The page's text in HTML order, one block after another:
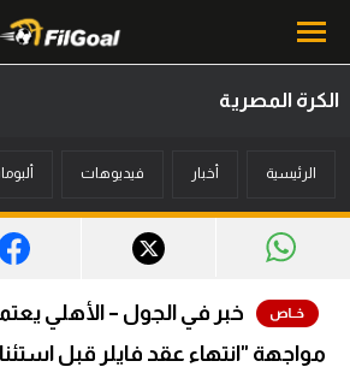
أخبار
ميركاتو
الكرة المصرية
الرئيسية أخبار فيديوهات
خبر في الجول – الأهلي
مواجهة "انتهاء عقد فايلر قبل